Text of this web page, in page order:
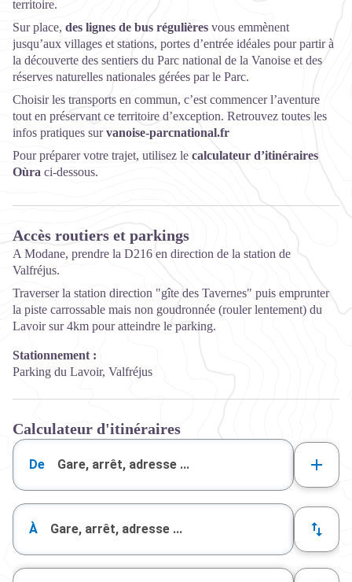
territoire.
Sur place, des lignes de bus régulières vous emmènent
jusqu’aux villages et stations, portes d’entrée idéales pour partir à
la découverte des sentiers du Parc national de la Vanoise et des
réserves naturelles nationales gérées par le Parc.
Choisir les transports en commun, c’est commencer l’aventure
tout en préservant ce territoire d’exception. Retrouvez toutes les
infos pratiques survanoise-parcnational.fr
Pour préparer votre trajet, utilisez le calculateur d’itinéraires
Oùra ci-dessous.
Accès routiers et parkings
A Modane, prendre la D216 en direction de la station de
Valfréjus.
Traverser la station direction "gîte des Tavernes" puis emprunter
la piste carrossable mais non goudronnée (rouler lentement) du
Lavoir sur 4km pour atteindre le parking.
Stationnement :
Parking du Lavoir, Valfréjus
Calculateur d'itinéraires
De
À